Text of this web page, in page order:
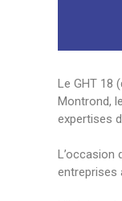
Le GHT 18
Montrond,
expertises
L’occasion
entreprises